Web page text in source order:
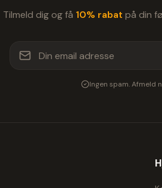
Tilmeld dig og få 10% rabat på din
Ingen spam. Afmeld